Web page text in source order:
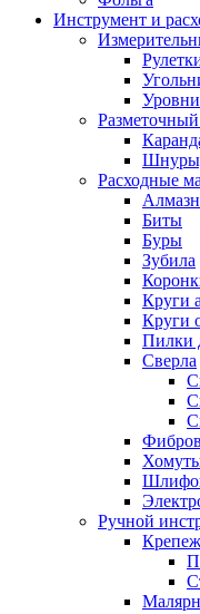
Инструмент и
Уровни
Расходные
Биты
Буры
Зубила
Круги
Круги
Пилки
Сверла
Ручной